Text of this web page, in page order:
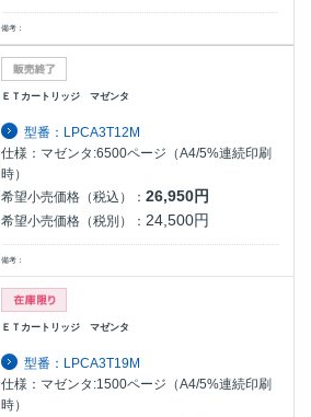
備考：
ＥＴカートリッジ マゼンタ
型番：LPCA3T12M
仕様：マゼンタ:6500ページ（A4/5%連続印刷
時）
希望小売価格（税込）：26,950円
希望小売価格（税別）： 24,500円
備考：
ＥＴカートリッジ マゼンタ
型番：LPCA3T19M
仕様：マゼンタ:1500ページ（A4/5%連続印刷
時）